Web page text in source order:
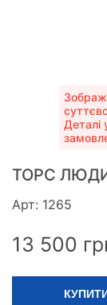
Деталі
ТОРС
Арт: 1265
13 500